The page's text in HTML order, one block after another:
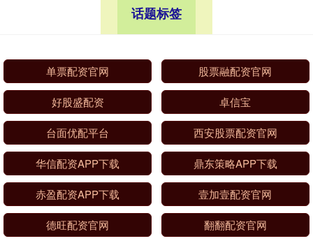
话题标签
单票配资官网 股票融配资官网
好股盛配资 卓信宝
台面优配平台 西安股票配资官网
华信配资APP下载 鼎东策略APP下载
赤盈配资APP下载 壹加壹配资官网
德旺配资官网 翻翻配资官网